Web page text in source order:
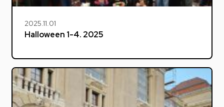
2025.11.01
Halloween 1-4. 2025